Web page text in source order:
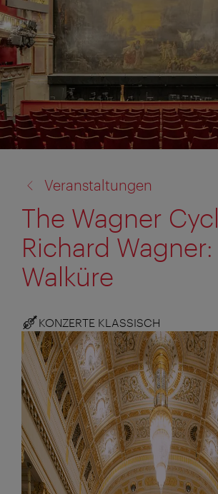
zu:
Veranstaltungen
The Wagner
Richard
Walküre
KONZERTE KLASSISCH